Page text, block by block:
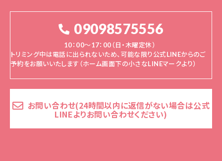
09098575556
10：00～17：00（日・木曜定休）
トリミング中は電話に出られないため、可能な限り公式LINEからのご
予約をお願いいたします（ホーム画面下の小さなLINEマークより）
お問い合わせ(24時間以内に返信がない場合は公式
LINEよりお問い合わせください)